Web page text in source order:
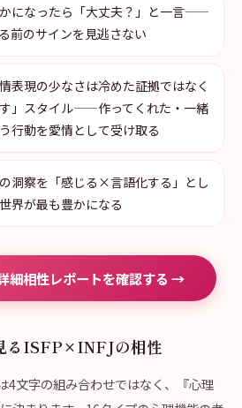
かになったら「大丈夫？」と一言——
前のサインを見逃さない
表現の少なさは冷めた証拠ではなく
す」スタイル——作ってくれた・一緒
行動を愛情として受け取る
洞察を「感じる×言語化する」とし
界が最も豊かになる
細相性レポートを確認する →
るISFP×INFJの相性
文字の組み合わせではなく、『心理